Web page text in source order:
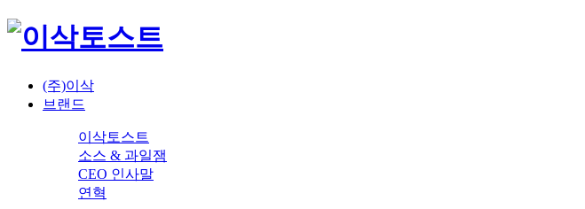
(주)이삭
브랜드
이삭토스트
소스 & 과일잼
CEO 인사말
연혁